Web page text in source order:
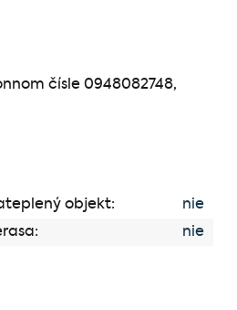
čísle 0948082748,
objekt:
nie
nie